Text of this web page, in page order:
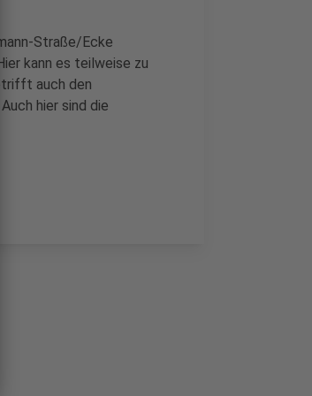
Straße/Ecke
kann es teilweise zu
auch den
hier sind die